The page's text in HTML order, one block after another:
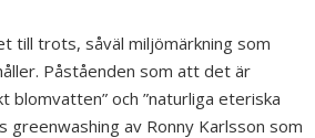
till trots, såväl miljömärkning som
Påståenden som att det är
blomvatten” och ”naturliga eteriska
av Ronny Karlsson som